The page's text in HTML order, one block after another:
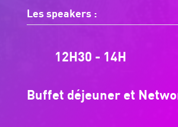
Les speakers :
12H30 - 14H
Buffet déjeuner et